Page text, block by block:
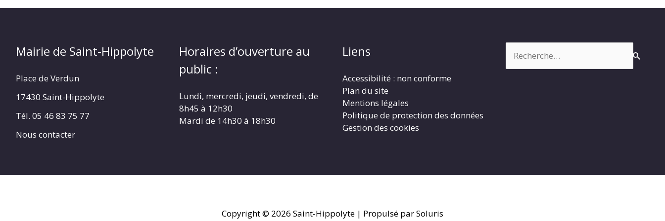
Mairie de Saint-Hippolyte
Place de Verdun
17430 Saint-Hippolyte
Tél. 05 46 83 75 77
Nous contacter
Horaires d’ouverture au
public :
Lundi, mercredi, jeudi, vendredi, de
8h45 à 12h30
Mardi de 14h30 à 18h30
Liens
Accessibilité : non conforme
Plan du site
Mentions légales
Politique de protection des données
Gestion des cookies
Copyright © 2026 Saint-Hippolyte | Propulsé par Soluris